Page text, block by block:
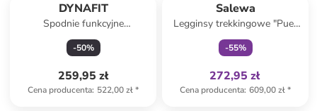
DYNAFIT
Spodnie funkcyjne
"TRAVERSE DST" w kolorze
turkusowym
-50%
259,95 zł
Cena producenta: 522,00 zł*
Salewa
Legginsy trekkingowe "Puez
Hemp" w kolorze khaki
-55%
272,95 zł
Cena producenta: 609,00 zł*